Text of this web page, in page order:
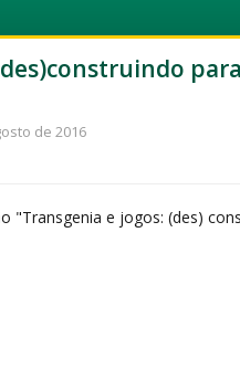
de 2016
"Transgenia e jogos: (des)